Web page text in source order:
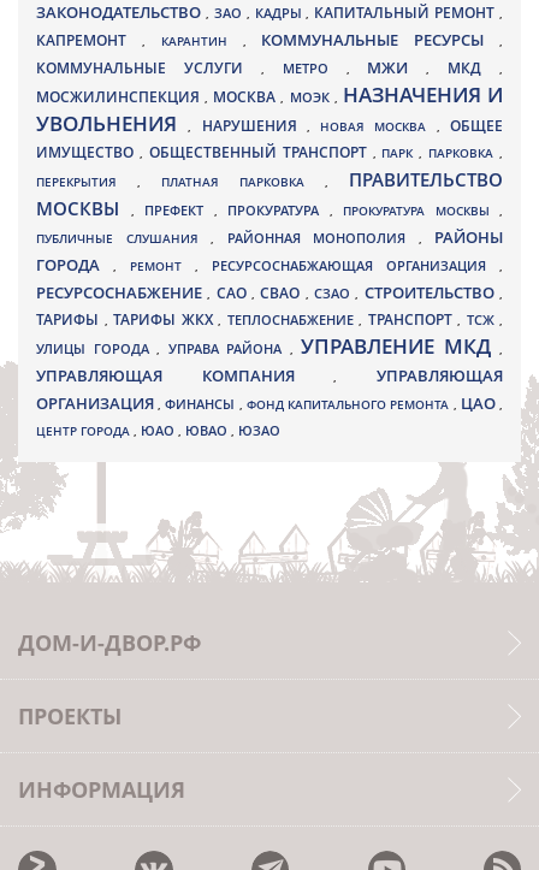
ЗАКОНОДАТЕЛЬСТВО , ЗАО , КАДРЫ, КАПИТАЛЬНЫЙ РЕМОНТ ,
КАПРЕМОНТ , КАРАНТИН , КОММУНАЛЬНЫЕ РЕСУРСЫ,
КОММУНАЛЬНЫЕ УСЛУГИ , МЕТРО , МЖИ, МКД ,
МОСЖИЛИНСПЕКЦИЯ, МОСКВА , МОЭК , НАЗНАЧЕНИЯ И
УВОЛЬНЕНИЯ, НАРУШЕНИЯ , НОВАЯ МОСКВА ,ОБЩЕЕ
ИМУЩЕСТВО , ОБЩЕСТВЕННЫЙ ТРАНСПОРТ , ПАРК, ПАРКОВКА ,
ПЕРЕКРЫТИЯ , ПЛАТНАЯ ПАРКОВКА , ПРАВИТЕЛЬСТВО
МОСКВЫ
, ПРЕФЕКТ , ПРОКУРАТУРА , ПРОКУРАТУРА МОСКВЫ ,
ПУБЛИЧНЫЕ СЛУШАНИЯ , РАЙОННАЯ МОНОПОЛИЯ , РАЙОНЫ
ГОРОДА
, РЕМОНТ , РЕСУРСОСНАБЖАЮЩАЯ ОРГАНИЗАЦИЯ ,
РЕСУРСОСНАБЖЕНИЕ, САО,СВАО ,СЗАО, СТРОИТЕЛЬСТВО,
ТАРИФЫ , ТАРИФЫ ЖКХ , ТЕПЛОСНАБЖЕНИЕ , ТРАНСПОРТ , ТСЖ ,
УЛИЦЫ ГОРОДА , УПРАВА РАЙОНА , УПРАВЛЕНИЕ МКД ,
УПРАВЛЯЮЩАЯ КОМПАНИЯ,УПРАВЛЯЮЩАЯ
ОРГАНИЗАЦИЯ,ФИНАНСЫ , ФОНД КАПИТАЛЬНОГО РЕМОНТА , ЦАО,
ЦЕНТР ГОРОДА , ЮАО , ЮВАО , ЮЗАО
ДОМ-И-ДВОР.РФ
ПРОЕКТЫ
ИНФОРМАЦИЯ